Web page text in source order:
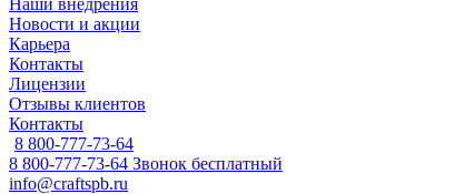
Наши внедрения
Новости и акции
Карьера
Контакты
Лицензии
Отзывы клиентов
Контакты
8 800-777-73-64
8 800-777-73-64 Звонок бесплатный
info@craftspb.ru